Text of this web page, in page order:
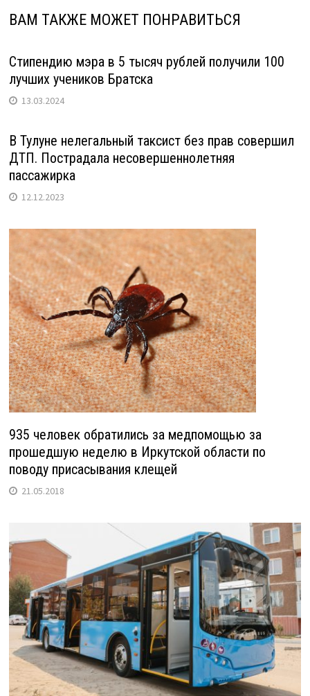
ВАМ ТАКЖЕ МОЖЕТ ПОНРАВИТЬСЯ
Стипендию мэра в 5 тысяч рублей получили 100
лучших учеников Братска
13.03.2024
В Тулуне нелегальный таксист без прав совершил
ДТП. Пострадала несовершеннолетняя
пассажирка
12.12.2023
935 человек обратились за медпомощью за
прошедшую неделю в Иркутской области по
поводу присасывания клещей
21.05.2018